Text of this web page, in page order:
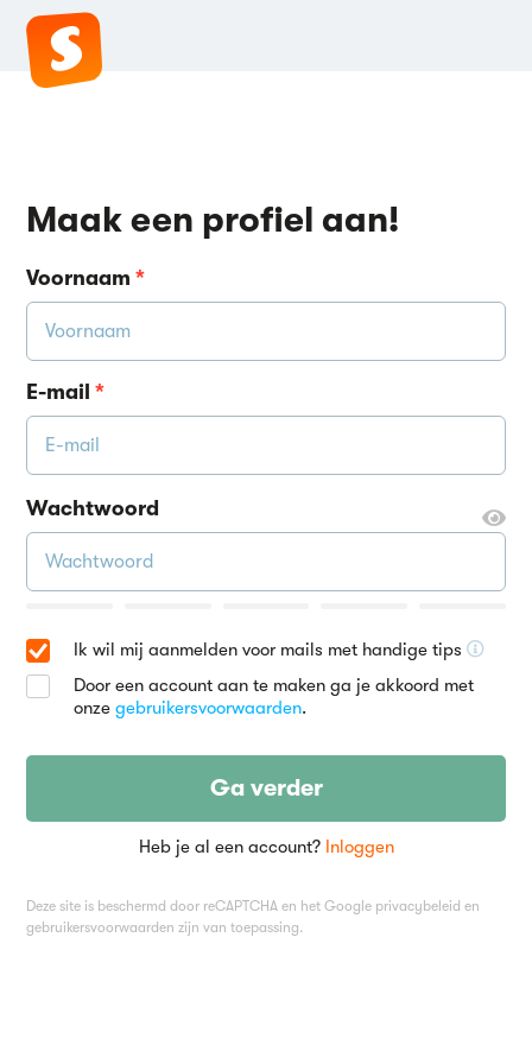
Maak een profiel aan!
Voornaam*
E-mail*
Wachtwoord
Ik wil mij aanmelden voor mails met handige tips
Door een account aan te maken ga je akkoord met
onzegebruikersvoorwaarden.
Deze site is beschermd door reCAPTCHA en het Google privacybeleid en
gebruikersvoorwaarden zijn van toepassing.
Ga verder
Heb je al een account? Inloggen